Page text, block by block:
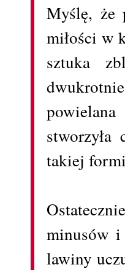
Myślę, że
miłości w
sztuka
takiej
minusów
lawiny